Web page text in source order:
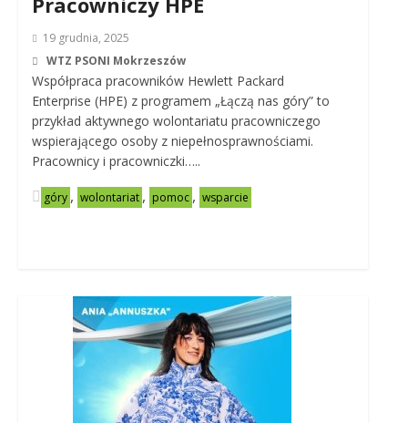
19 grudnia, 2025
WTZ PSONI Mokrzeszów
Współpraca pracowników Hewlett Packard
Enterprise (HPE) z programem „Łączą nas góry” to
przykład aktywnego wolontariatu pracowniczego
wspierającego osoby z niepełnosprawnościami.
Pracownicy i pracowniczki…..
góry , wolontariat , pomoc , wsparcie